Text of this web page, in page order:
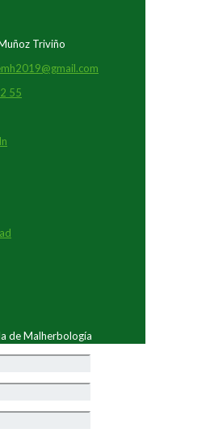
Triviño
55
de Malherbología